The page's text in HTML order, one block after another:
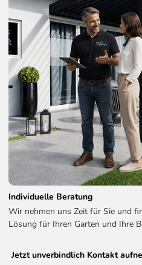
Individuelle Beratung
Wir nehmen uns Zeit für Sie und
Lösung für Ihren Garten und Ihre
Jetzt unverbindlich Kontakt